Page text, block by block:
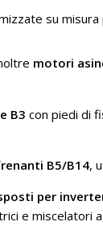
su
motori
B3 con piedi di
B5/B14,
per
e miscelatori